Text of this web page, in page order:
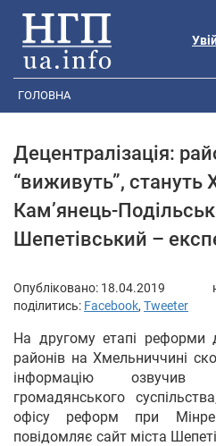
ГОЛОВНА
Децентралізація:
“виживуть”,
Кам’янець-
Шепетівський –
Опубліковано: 18.04.2019
поділитись: Facebook, Tweeter
На другому етапі реформи
районів на Хмельниччині
інформацію озвучив
громадянського
офісу реформ при
повідомляє сайт міста